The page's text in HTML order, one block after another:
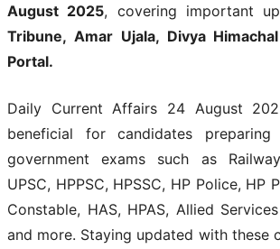
August 2025, covering important
Tribune, Amar Ujala, Divya
Portal.
Daily Current Affairs 24 August
beneficial for candidates
government exams such as
UPSC, HPPSC, HPSSC, HP Police, HP
Constable, HAS, HPAS, Allied
and more. Staying updated with these